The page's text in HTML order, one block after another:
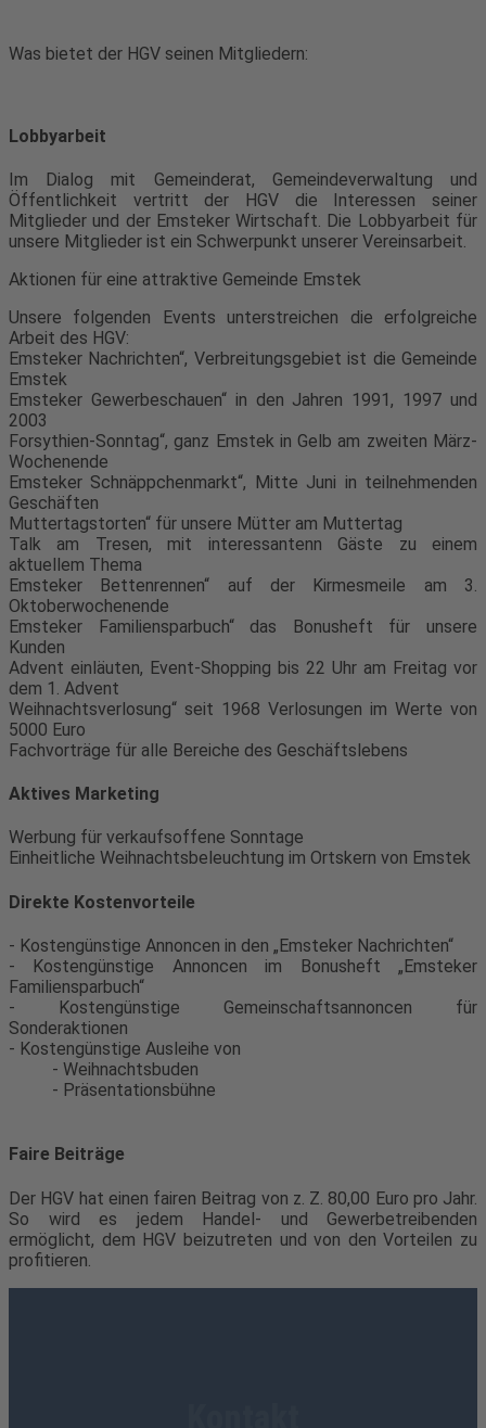
Was bietet der HGV seinen Mitgliedern:
Lobbyarbeit
Im Dialog mit Gemeinderat, Gemeindeverwaltung und
Öffentlichkeit vertritt der HGV die Interessen seiner
Mitglieder und der Emsteker Wirtschaft. Die Lobbyarbeit für
unsere Mitglieder ist ein Schwerpunkt unserer Vereinsarbeit.
Aktionen für eine attraktive Gemeinde Emstek
Unsere folgenden Events unterstreichen die erfolgreiche
Arbeit des HGV:
Emsteker Nachrichten“, Verbreitungsgebiet ist die Gemeinde
Emstek
Emsteker Gewerbeschauen“ in den Jahren 1991, 1997 und
2003
Forsythien-Sonntag“, ganz Emstek in Gelb am zweiten März-
Wochenende
Emsteker Schnäppchenmarkt“, Mitte Juni in teilnehmenden
Geschäften
Muttertagstorten“ für unsere Mütter am Muttertag
Talk am Tresen, mit interessantenn Gäste zu einem
aktuellem Thema
Emsteker Bettenrennen“ auf der Kirmesmeile am 3.
Oktoberwochenende
Emsteker Familiensparbuch“ das Bonusheft für unsere
Kunden
Advent einläuten, Event-Shopping bis 22 Uhr am Freitag vor
dem 1. Advent
Weihnachtsverlosung“ seit 1968 Verlosungen im Werte von
5000 Euro
Fachvorträge für alle Bereiche des Geschäftslebens
Aktives Marketing
Werbung für verkaufsoffene Sonntage
Einheitliche Weihnachtsbeleuchtung im Ortskern von Emstek
Direkte Kostenvorteile
- Kostengünstige Annoncen in den „Emsteker Nachrichten“
- Kostengünstige Annoncen im Bonusheft „Emsteker
Familiensparbuch“
- Kostengünstige Gemeinschaftsannoncen für
Sonderaktionen
- Kostengünstige Ausleihe von
- Weihnachtsbuden
- Präsentationsbühne
Faire Beiträge
Der HGV hat einen fairen Beitrag von z. Z. 80,00 Euro pro Jahr.
So wird es jedem Handel- und Gewerbetreibenden
ermöglicht, dem HGV beizutreten und von den Vorteilen zu
profitieren.